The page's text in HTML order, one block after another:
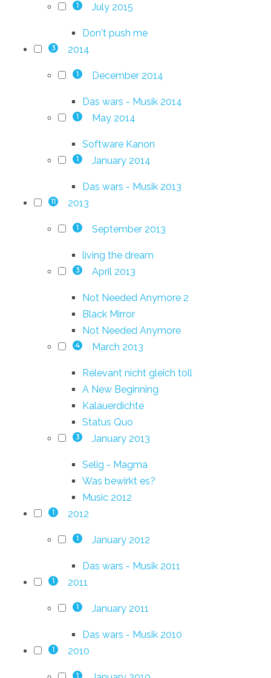
1 July 2015
Don't push me
3 2014
1 December 2014
Das wars - Musik 2014
1 May 2014
Software Kanon
1 January 2014
Das wars - Musik 2013
11 2013
1 September 2013
living the dream
3 April 2013
Not Needed Anymore 2
Black Mirror
Not Needed Anymore
4 March 2013
Relevant nicht gleich toll
A New Beginning
Kalauerdichte
Status Quo
3 January 2013
Selig - Magma
Was bewirkt es?
Music 2012
1 2012
1 January 2012
Das wars - Musik 2011
1 2011
1 January 2011
Das wars - Musik 2010
1 2010
1